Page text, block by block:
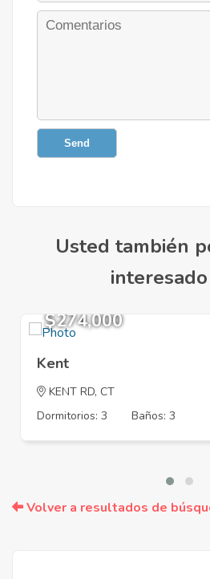
Send
Usted también
interesado
$274,000
Kent
KENT RD, CT
Dormitorios: 3
Baños: 3
Volver a resultados de